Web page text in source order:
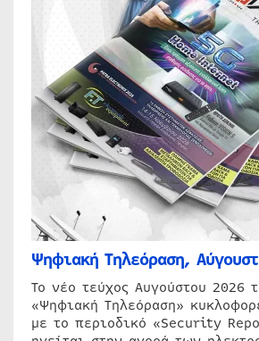
Ψηφιακή Τηλεόραση,
Το νέο τεύχος Αυγούστου 2026
«Ψηφιακή Τηλεόραση»
με το περιοδικό «Security